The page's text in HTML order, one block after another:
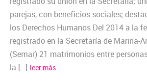
parejas, con beneficios sociales;
los Derechos Humanos Del 2014 a la
registrado en la Secretaría de Marina-
(Semar) 21 matrimonios entre
la […] leer más